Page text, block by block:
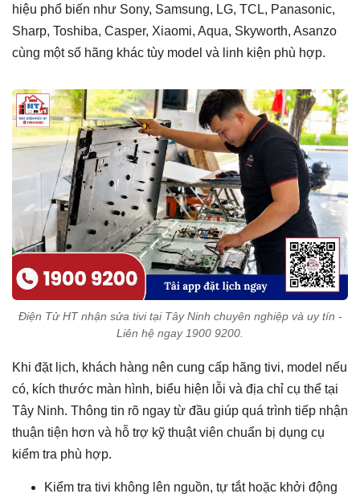
hiệu phổ biến như Sony, Samsung, LG, TCL, Panasonic,
Sharp, Toshiba, Casper, Xiaomi, Aqua, Skyworth, Asanzo
cùng một số hãng khác tùy model và linh kiện phù hợp.
Điện Tử HT nhận sửa tivi tại Tây Ninh chuyên nghiệp và uy tín -
Liên hệ ngay 1900 9200.
Khi đặt lịch, khách hàng nên cung cấp hãng tivi, model nếu
có, kích thước màn hình, biểu hiện lỗi và địa chỉ cụ thể tại
Tây Ninh. Thông tin rõ ngay từ đầu giúp quá trình tiếp nhận
thuận tiện hơn và hỗ trợ kỹ thuật viên chuẩn bị dụng cụ
kiểm tra phù hợp.
Kiểm tra tivi không lên nguồn, tự tắt hoặc khởi động